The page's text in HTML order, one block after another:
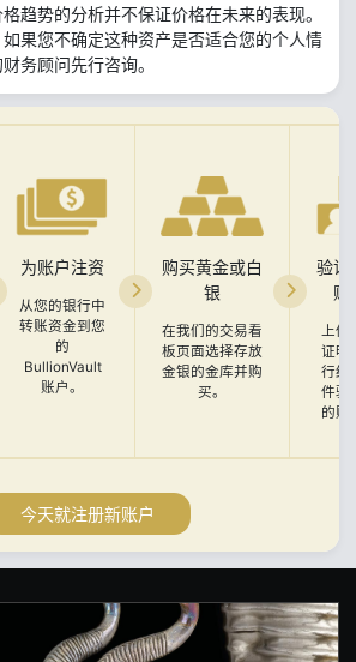
趋势的分析并不保证价格在未来的表现。
果您不确定这种资产是否适合您的个人情
务顾问先行咨询。
为账户注资
从您的银行中
转账资金到您
的
BullionVault
账户。
购买黄金或白
银
在我们的交易看
板页面选择存放
金银的金库并购
买。
验证
账
上传
证明
行结
件验
的账
今天就注册新账户